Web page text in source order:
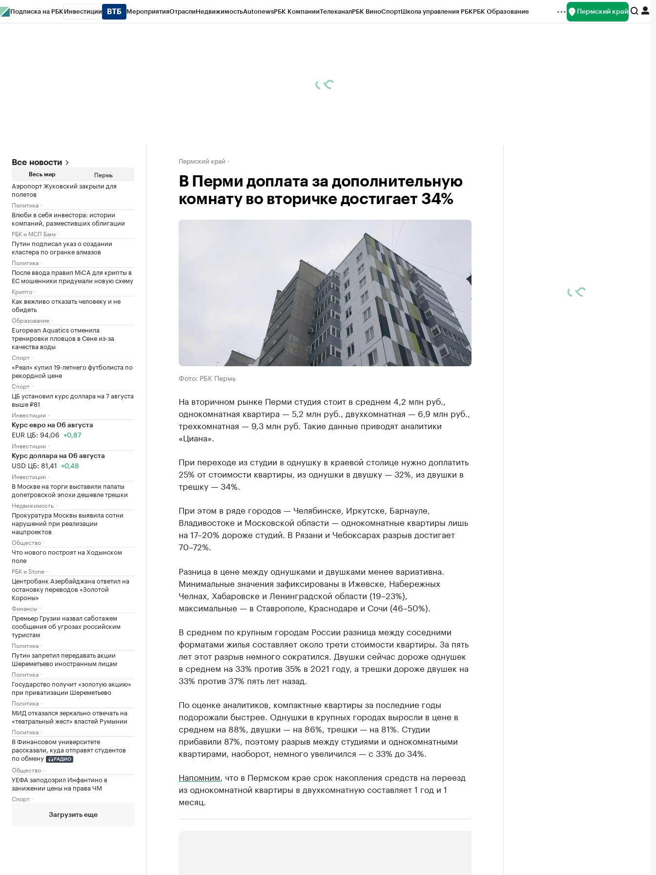
Подписка на РБК Инвестиции МероприятияОтраслиНедвижимостьAutonewsРБК КомпанииТелеканалРБК ВиноСпортШкола управления РБКРБК Образование Пермский край
Все новости
Весь мир Пермь
Аэропорт Жуковский закрыли для
полетов
Политика
Влюби в себя инвестора: истории
компаний, разместивших облигации
РБК и МСП Банк
Путин подписал указ о создании
кластера по огранке алмазов
Политика
После ввода правил MiCA для крипты в
ЕС мошенники придумали новую схему
Крипто
Как вежливо отказать человеку и не
обидеть
Образование
European Aquatics отменила
тренировки пловцов в Сене из-за
качества воды
Спорт
«Реал» купил 19-летнего футболиста по
рекордной цене
Спорт
ЦБ установил курс доллара на 7 августа
выше ₽81
Инвестиции
Курс евро на 06 августа
EUR ЦБ: 94,06 +0,87
Инвестиции
Курс доллара на 06 августа
USD ЦБ: 81,41 +0,48
Инвестиции
В Москве на торги выставили палаты
допетровской эпохи дешевле трешки
Недвижимость
Прокуратура Москвы выявила сотни
нарушений при реализации
нацпроектов
Общество
Что нового построят на Ходынском
поле
РБК и Stone
Центробанк Азербайджана ответил на
остановку переводов «Золотой
Короны»
Финансы
Премьер Грузии назвал саботажем
сообщения об угрозах российским
туристам
Политика
Путин запретил передавать акции
Шереметьево иностранным лицам
Политика
Государство получит «золотую акцию»
при приватизации Шереметьево
Политика
МИД отказался зеркально отвечать на
«театральный жест» властей Румынии
Политика
В Финансовом университете
рассказали, куда отправят студентов
по обмену
РАДИО
Общество
УЕФА заподозрил Инфантино в
занижении цены на права ЧМ
Спорт
Загрузить еще
Пермский край
В Перми доплата за дополнительную
комнату во вторичке достигает 34%
Фото: РБК Пермь
На вторичном рынке Перми студия стоит в среднем 4,2 млн руб.,
однокомнатная квартира — 5,2 млн руб., двухкомнатная — 6,9 млн руб.,
трехкомнатная — 9,3 млн руб. Такие данные приводят аналитики
«Циана».
При переходе из студии в однушку в краевой столице нужно доплатить
25% от стоимости квартиры, из однушки в двушку — 32%, из двушки в
трешку — 34%.
При этом в ряде городов — Челябинске, Иркутске, Барнауле,
Владивостоке и Московской области — однокомнатные квартиры лишь
на 17–20% дороже студий. В Рязани и Чебоксарах разрыв достигает
70–72%.
Разница в цене между однушками и двушками менее вариативна.
Минимальные значения зафиксированы в Ижевске, Набережных
Челнах, Хабаровске и Ленинградской области (19–23%),
максимальные — в Ставрополе, Краснодаре и Сочи (46–50%).
В среднем по крупным городам России разница между соседними
форматами жилья составляет около трети стоимости квартиры. За пять
лет этот разрыв немного сократился. Двушки сейчас дороже однушек
в среднем на 33% против 35% в 2021 году, а трешки дороже двушек на
33% против 37% пять лет назад.
По оценке аналитиков, компактные квартиры за последние годы
подорожали быстрее. Однушки в крупных городах выросли в цене в
среднем на 88%, двушки — на 86%, трешки — на 81%. Студии
прибавили 87%, поэтому разрыв между студиями и однокомнатными
квартирами, наоборот, немного увеличился — с 33% до 34%.
Напомним , что в Пермском крае срок накопления средств на переезд
из однокомнатной квартиры в двухкомнатную составляет 1 год и 1
месяц.